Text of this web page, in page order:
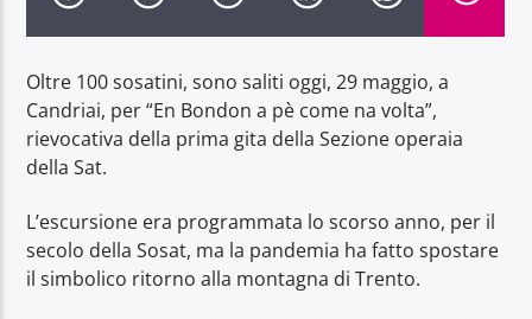
Radio Dolomiti
Oltre 100 sosatini, sono saliti oggi, 29 maggio, a
Candriai, per “En Bondon a pè come na volta”,
rievocativa della prima gita della Sezione operaia
della Sat.
L’escursione era programmata lo scorso anno, per il
secolo della Sosat, ma la pandemia ha fatto spostare
il simbolico ritorno alla montagna di Trento.